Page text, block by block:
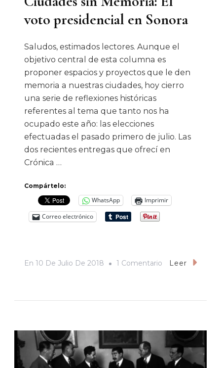
voto presidencial en Sonora
Saludos, estimados lectores. Aunque el
objetivo central de esta columna es
proponer espacios y proyectos que le den
memoria a nuestras ciudades, hoy cierro
una serie de reflexiones históricas
referentes al tema que tanto nos ha
ocupado este año: las elecciones
efectuadas el pasado primero de julio. Las
dos recientes entregas que ofrecí en
Crónica …
Compártelo:
WhatsApp
Imprimir
Correo electrónico
En 10 De Julio De 2018 1 Comentario En
Voto
Presidencial
En
Leer